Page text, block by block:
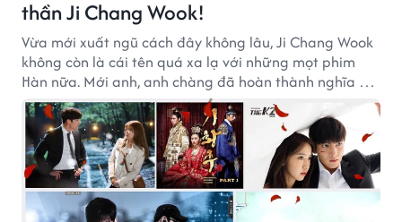
thần Ji Chang Wook!
Vừa mới xuất ngũ cách đây không lâu, Ji Chang Wook
không còn là cái tên quá xa lạ với những mọt phim
Hàn nữa. Mới anh, anh chàng đã hoàn thành nghĩa vụ
quân sự và đang rục rịch trở lại đóng phim. Cùng điểm
qua một số bộ phim từng rất ăn khách của anh chàng
nhé!